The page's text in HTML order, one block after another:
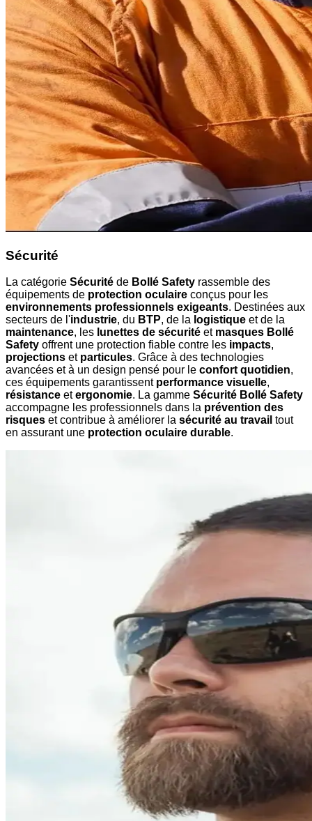
Sécurité
La catégorie Sécurité de Bollé Safety rassemble des
équipements de protection oculaire conçus pour les
environnements professionnels exigeants. Destinées aux
secteurs de l'industrie, du BTP, de la logistique et de la
maintenance, les lunettes de sécurité et masques Bollé
Safety offrent une protection fiable contre les impacts,
projections et particules. Grâce à des technologies
avancées et à un design pensé pour le confort quotidien,
ces équipements garantissent performance visuelle,
résistance etergonomie. La gamme Sécurité Bollé Safety
accompagne les professionnels dans la prévention des
risques et contribue à améliorer la sécurité au travail tout
en assurant une protection oculaire durable.